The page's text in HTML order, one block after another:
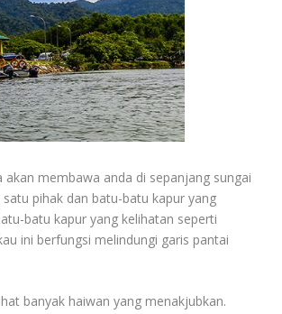
membawa anda di sepanjang sungai
pihak dan batu-batu kapur yang
batu kapur yang kelihatan seperti
ini berfungsi melindungi garis pantai
banyak haiwan yang menakjubkan.